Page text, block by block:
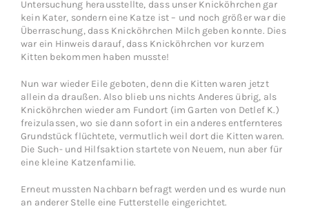
Untersuchung herausstellte, dass unser Knicköhrchen gar
kein Kater, sondern eine Katze ist – und noch größer war die
Überraschung, dass Knicköhrchen Milch geben konnte. Dies
war ein Hinweis darauf, dass Knicköhrchen vor kurzem
Kitten bekommen haben musste!
Nun war wieder Eile geboten, denn die Kitten waren jetzt
allein da draußen. Also blieb uns nichts Anderes übrig, als
Knicköhrchen wieder am Fundort (im Garten von Detlef K.)
freizulassen, wo sie dann sofort in ein anderes entfernteres
Grundstück flüchtete, vermutlich weil dort die Kitten waren.
Die Such- und Hilfsaktion startete von Neuem, nun aber für
eine kleine Katzenfamilie.
Erneut mussten Nachbarn befragt werden und es wurde nun
an anderer Stelle eine Futterstelle eingerichtet.